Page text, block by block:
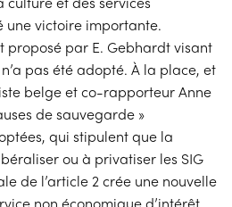
une victoire importante.
proposé par E. Gebhardt visant
pas été adopté. À la place, et
belge et co-rapporteur Anne
de sauvegarde »
qui stipulent que la
ou à privatiser les SIG
de l’article 2 crée une nouvelle